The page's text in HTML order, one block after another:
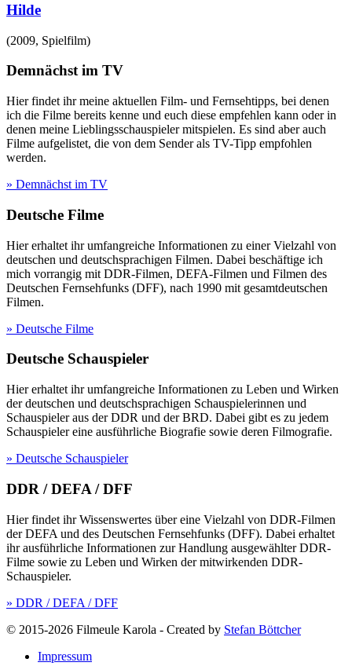
Hilde
(2009, Spielfilm)
Demnächst im TV
Hier findet ihr meine aktuellen Film- und Fernsehtipps, bei denen
ich die Filme bereits kenne und euch diese empfehlen kann oder in
denen meine Lieblingsschauspieler mitspielen. Es sind aber auch
Filme aufgelistet, die von dem Sender als TV-Tipp empfohlen
werden.
» Demnächst im TV
Deutsche Filme
Hier erhaltet ihr umfangreiche Informationen zu einer Vielzahl von
deutschen und deutschsprachigen Filmen. Dabei beschäftige ich
mich vorrangig mit DDR-Filmen, DEFA-Filmen und Filmen des
Deutschen Fernsehfunks (DFF), nach 1990 mit gesamtdeutschen
Filmen.
» Deutsche Filme
Deutsche Schauspieler
Hier erhaltet ihr umfangreiche Informationen zu Leben und Wirken
der deutschen und deutschsprachigen Schauspielerinnen und
Schauspieler aus der DDR und der BRD. Dabei gibt es zu jedem
Schauspieler eine ausführliche Biografie sowie deren Filmografie.
» Deutsche Schauspieler
DDR / DEFA / DFF
Hier findet ihr Wissenswertes über eine Vielzahl von DDR-Filmen
der DEFA und des Deutschen Fernsehfunks (DFF). Dabei erhaltet
ihr ausführliche Informationen zur Handlung ausgewählter DDR-
Filme sowie zu Leben und Wirken der mitwirkenden DDR-
Schauspieler.
» DDR / DEFA / DFF
© 2015-2026 Filmeule Karola - Created by Stefan Böttcher
Impressum